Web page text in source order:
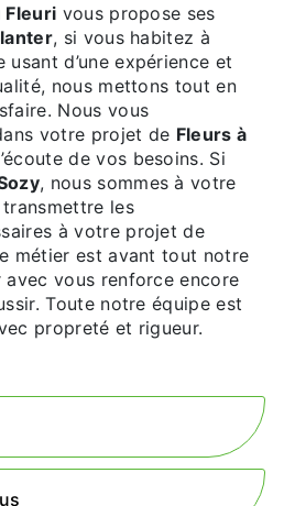
Fleuri vous propose ses
, si vous habitez à
usant d’une expérience et
nous mettons tout en
Nous vous
votre projet de Fleurs à
de vos besoins. Si
, nous sommes à votre
les
à votre projet de
métier est avant tout notre
vous renforce encore
Toute notre équipe est
propreté et rigueur.